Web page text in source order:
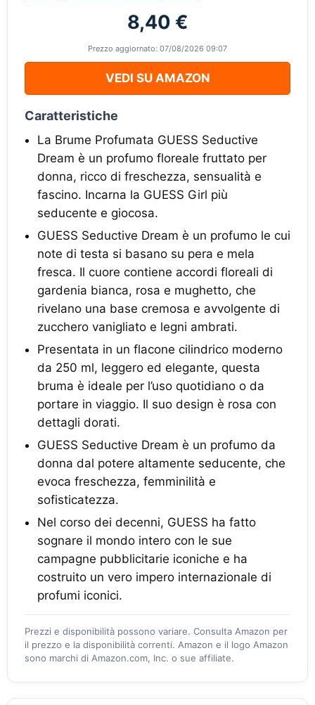
8,40 €
Prezzo aggiornato: 07/08/2026 09:07
VEDI SU AMAZON
Caratteristiche
La Brume Profumata GUESS Seductive
Dream è un profumo floreale fruttato per
donna, ricco di freschezza, sensualità e
fascino. Incarna la GUESS Girl più
seducente e giocosa.
GUESS Seductive Dream è un profumo le cui
note di testa si basano su pera e mela
fresca. Il cuore contiene accordi floreali di
gardenia bianca, rosa e mughetto, che
rivelano una base cremosa e avvolgente di
zucchero vanigliato e legni ambrati.
Presentata in un flacone cilindrico moderno
da 250 ml, leggero ed elegante, questa
bruma è ideale per l’uso quotidiano o da
portare in viaggio. Il suo design è rosa con
dettagli dorati.
GUESS Seductive Dream è un profumo da
donna dal potere altamente seducente, che
evoca freschezza, femminilità e
sofisticatezza.
Nel corso dei decenni, GUESS ha fatto
sognare il mondo intero con le sue
campagne pubblicitarie iconiche e ha
costruito un vero impero internazionale di
profumi iconici.
Prezzi e disponibilità possono variare. Consulta Amazon per
il prezzo e la disponibilità correnti. Amazon e il logo Amazon
sono marchi di Amazon.com, Inc. o sue affiliate.